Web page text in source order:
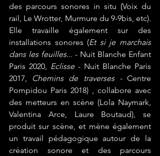
des parcours sonores in situ (Voix du
rail, Le Wrotter, Murmure du 9-9bis, etc).
Elle travaille également sur des
installations sonores (Et si je marchais
dans les feuilles... - Nuit Blanche Enfant
Paris 2020, Eclisse - Nuit Blanche Paris
2017, Chemins de traverses - Centre
Pompidou Paris 2018) , collabore avec
des metteurs en scène (Lola Naymark,
Valentina Arce, Laure Boutaud), se
produit sur scène, et mène également
un travail pédagogique autour de la
création sonore et des parcours